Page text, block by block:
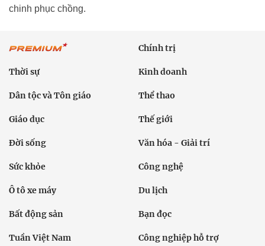
chinh phục chồng.
Chính trị
Thời sự Kinh doanh
Dân tộc và Tôn giáo Thể thao
Giáo dục Thế giới
Đời sống Văn hóa - Giải trí
Sức khỏe Công nghệ
Ô tô xe máy Du lịch
Bất động sản Bạn đọc
Tuần Việt Nam Công nghiệp hỗ trợ